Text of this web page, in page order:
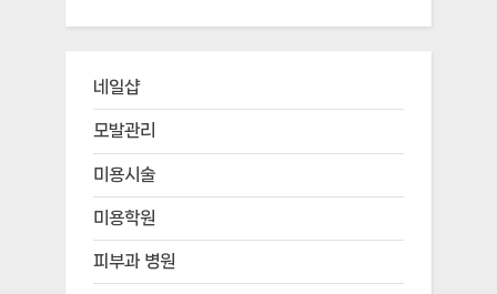
네일샵
모발관리
미용시술
미용학원
피부과 병원